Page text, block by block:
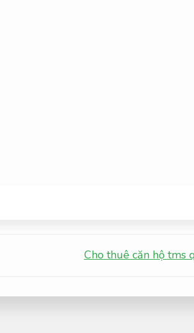
Cho thuê căn hộ tms